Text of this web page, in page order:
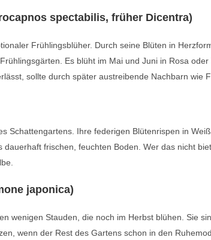
spectabilis, früher Dicentra)
Frühlingsblüher. Durch seine Blüten in
Es blüht im Mai und Juni in Rosa
sollte durch später austreibende Nachbarn wie
Schattengartens. Ihre federigen Blütenrispen in
dauerhaft frischen, feuchten Boden. Wer das nicht
japonica)
wenigen Stauden, die noch im Herbst blühen. Sie
wenn der Rest des Gartens schon in den